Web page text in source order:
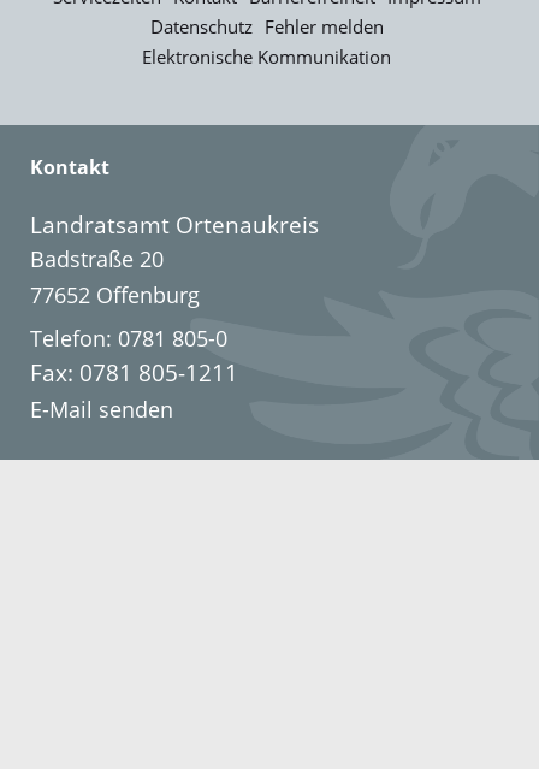
Datenschutz Fehler melden
Elektronische Kommunikation
Kontakt
Landratsamt Ortenaukreis
Badstraße 20
77652 Offenburg
Telefon: 0781 805-0
Fax: 0781 805-1211
E-Mail senden